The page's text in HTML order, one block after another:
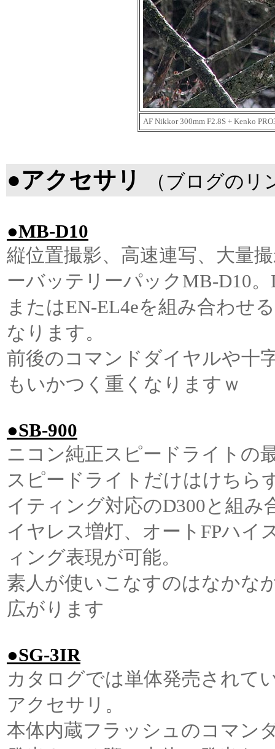
AF Nikkor 300mm F2.8S + Kenko
●アクセサリ （ブログの
●MB-D10
縦位置撮影、高速連写、大量
ーバッテリーパックMB-D10
またはEN-EL4eを組み合わせ
なります。
前後のコマンドダイヤルや十
もいかつく重くなりますｗ
●SB-900
ニコン純正スピードライトの
スピードライトだけはけちら
イティング対応のD300と組
イヤレス増灯、オートFPハイ
ィング表現が可能。
素人が使いこなすのはなかな
広がります
●SG-3IR
カタログでは単体発売されて
アクセサリ。
本体内蔵フラッシュのコマン